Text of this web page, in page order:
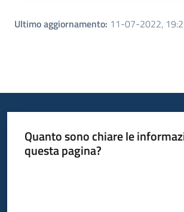
Ultimo aggiornamento: 11-07-2022,
Quanto sono chiare le
questa pagina?